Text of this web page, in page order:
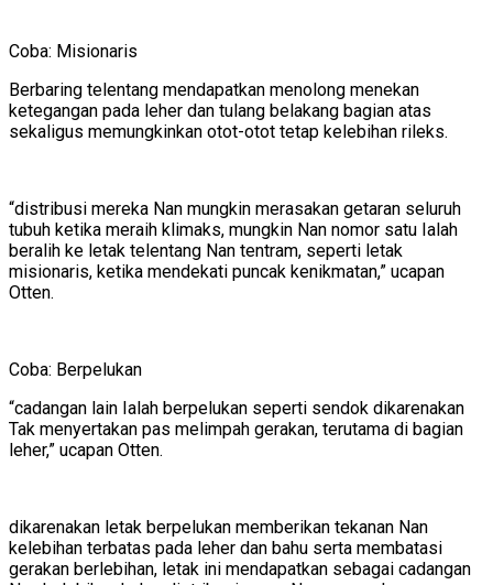
Coba: Misionaris
Berbaring telentang mendapatkan menolong menekan
ketegangan pada leher dan tulang belakang bagian atas
sekaligus memungkinkan otot-otot tetap kelebihan rileks.
“distribusi mereka Nan mungkin merasakan getaran seluruh
tubuh ketika meraih klimaks, mungkin Nan nomor satu Ialah
beralih ke letak telentang Nan tentram, seperti letak
misionaris, ketika mendekati puncak kenikmatan,” ucapan
Otten.
Coba: Berpelukan
“cadangan lain Ialah berpelukan seperti sendok dikarenakan
Tak menyertakan pas melimpah gerakan, terutama di bagian
leher,” ucapan Otten.
dikarenakan letak berpelukan memberikan tekanan Nan
kelebihan terbatas pada leher dan bahu serta membatasi
gerakan berlebihan, letak ini mendapatkan sebagai cadangan